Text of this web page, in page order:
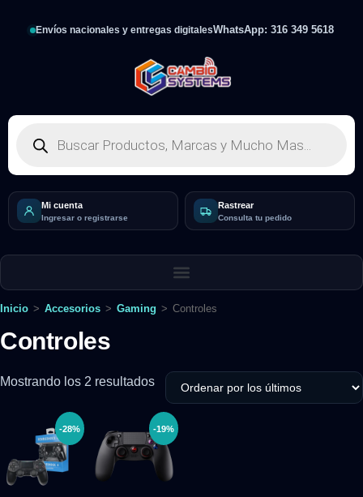
Envíos nacionales y entregas digitalesWhatsApp: 316 349 5618
Mi cuenta
Ingresar o registrarse
Rastrear
Consulta tu pedido
Inicio > Accesorios > Gaming > Controles
Controles
Mostrando los 2 resultados
-28% -19%